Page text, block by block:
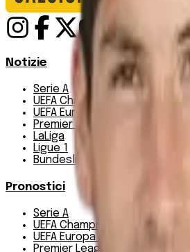
Notizie
Serie A
UEFA Champions League Teams
UEFA Europa League Teams
Premier League
LaLiga
Ligue 1
Bundesliga
Pronostici
Serie A
UEFA Champions League Teams
UEFA Europa League Teams
Premier League